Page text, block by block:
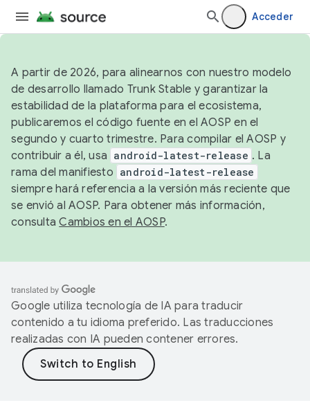
Acceder
A partir de 2026, para alinearnos con nuestro modelo
de desarrollo llamado Trunk Stable y garantizar la
estabilidad de la plataforma para el ecosistema,
publicaremos el código fuente en el AOSP en el
segundo y cuarto trimestre. Para compilar el AOSP y
contribuir a él, usa android-latest-release . La
rama del manifiesto android-latest-release
siempre hará referencia a la versión más reciente que
se envió al AOSP. Para obtener más información,
consultaCambios en el AOSP.
Google utiliza tecnología de IA para traducir
contenido a tu idioma preferido. Las traducciones
realizadas con IA pueden contener errores.